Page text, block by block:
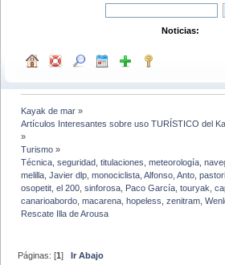
Noticias:
Kayak de mar »
Artículos Interesantes sobre uso TURÍSTICO del
»
Turismo »
Técnica, seguridad, titulaciones, meteorología,
melilla ,Javier dlp ,monociclista ,Alfonso ,Anto ,
osopetit ,el 200 ,sinforosa Paco García ,touryak ,
canarioabordo ,macarena ,hopeless ,zenitram ,
Rescate Illa de Arousa
Páginas: [1]Ir Abajo